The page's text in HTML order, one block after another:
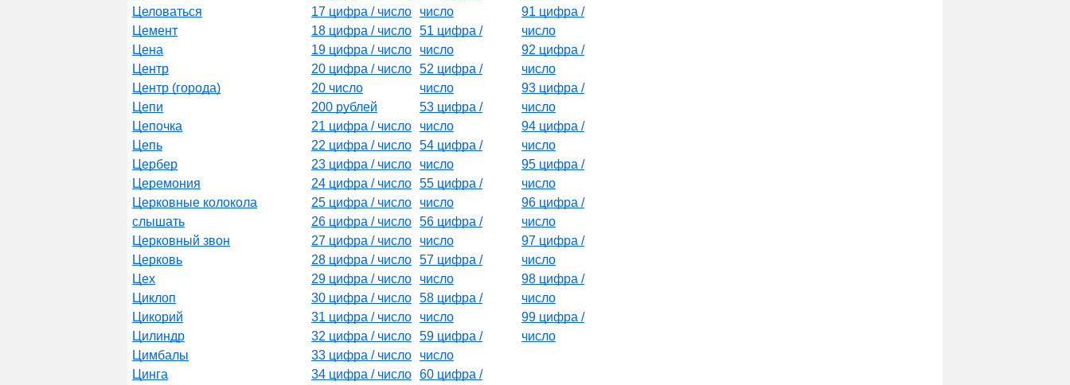
Целоваться
Цемент
Цена
Центр
Центр (города)
Цепи
Цепочка
Цепь
Цербер
Церемония
Церковные колокола
слышать
Церковный звон
Церковь
Цех
Циклоп
Цикорий
Цилиндр
Цимбалы
Цинга
17 цифра / число
18 цифра / число
19 цифра / число
20 цифра / число
20 число
200 рублей
21 цифра / число
22 цифра / число
23 цифра / число
24 цифра / число
25 цифра / число
26 цифра / число
27 цифра / число
28 цифра / число
29 цифра / число
30 цифра / число
31 цифра / число
32 цифра / число
33 цифра / число
34 цифра / число
число
51 цифра /
число
52 цифра /
число
53 цифра /
число
54 цифра /
число
55 цифра /
число
56 цифра /
число
57 цифра /
число
58 цифра /
число
59 цифра /
число
60 цифра /
91 цифра /
число
92 цифра /
число
93 цифра /
число
94 цифра /
число
95 цифра /
число
96 цифра /
число
97 цифра /
число
98 цифра /
число
99 цифра /
число